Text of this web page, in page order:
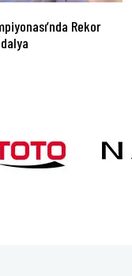
Rekor